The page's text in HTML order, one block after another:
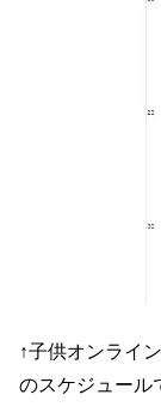
↑子供オンライ
のスケジュール